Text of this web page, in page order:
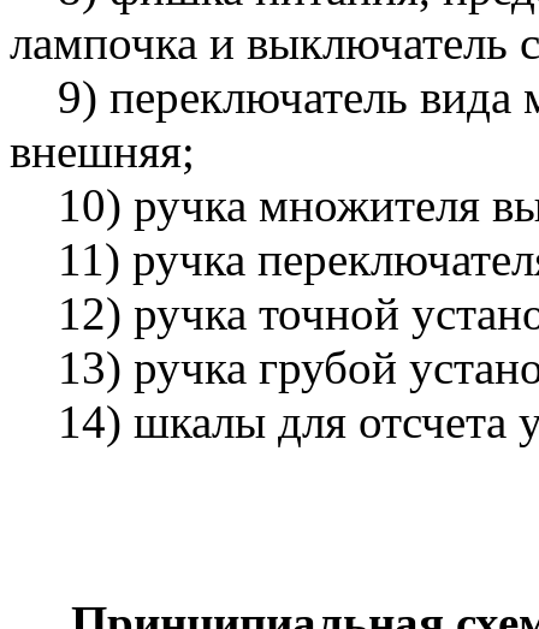
лампочка и выключатель
9) переключатель вида
внешняя;
10) ручка множителя
11) ручка
12) ручка точной
13) ручка грубой
14) шкалы для отсчета